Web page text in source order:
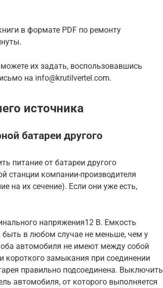
в формате PDF по ремонту
их задать, воспользовавшись
на info@krutilvertel.com.
источника
батареи другого
питание от батареи другого
станции компании-производителя
на их сечение). Если они уже есть,
напряжения12 В. Емкость
быть в любом случае не меньше, чем у
автомобиля не имеют между собой
короткого замыкания при соединении
правильно подсоединена. Выключить
автомобиля, от которого выполняется